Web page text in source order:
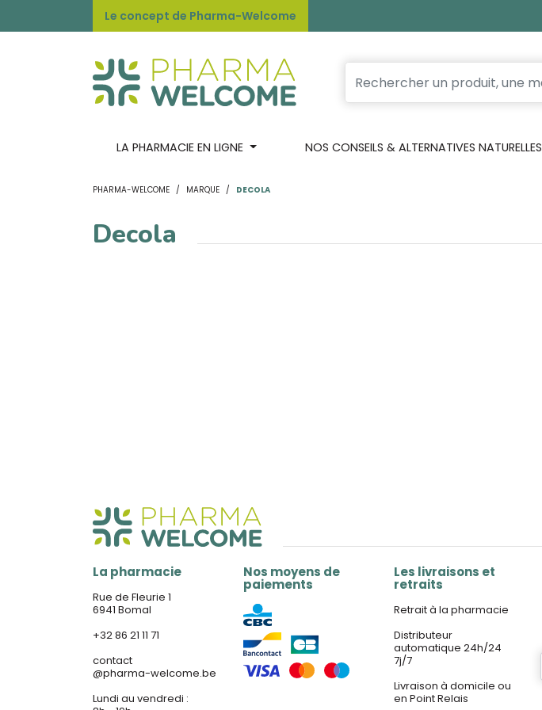
Le concept de Pharma-Welcome
LA PHARMACIE EN LIGNE NOS CONSEILS & ALTERNATIVES NATURELLES
PHARMA-WELCOME MARQUE DECOLA
Decola
La pharmacie
Rue de Fleurie 1
6941 Bomal
+32 86 21 11 71
contact
@pharma-welcome.be
Lundi au vendredi :
Nos moyens de
paiements
Les livraisons et
retraits
Retrait à la pharmacie
Distributeur
automatique 24h/24
7j/7
Livraison à domicile ou
en Point Relais